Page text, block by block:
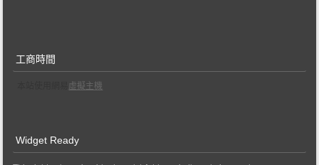
工商時間
虛擬主機
Widget Ready